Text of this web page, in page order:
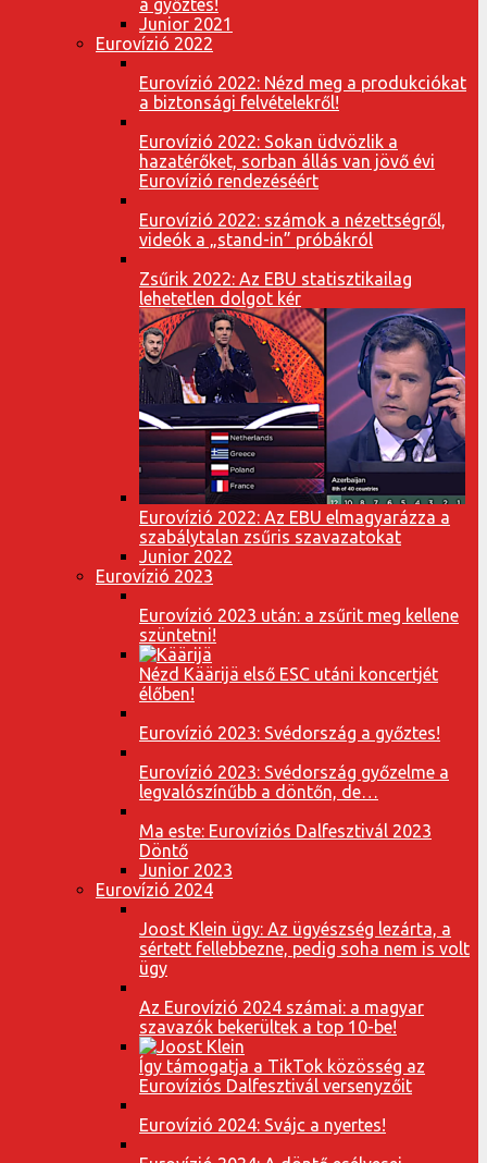
a győztes!
Junior 2021
Eurovízió 2022
Eurovízió 2022: Nézd meg a produkciókat
a biztonsági felvételekről!
Eurovízió 2022: Sokan üdvözlik a
hazatérőket, sorban állás van jövő évi
Eurovízió rendezéséért
Eurovízió 2022: számok a nézettségről,
videók a „stand-in” próbákról
Zsűrik 2022: Az EBU statisztikailag
lehetetlen dolgot kér
Eurovízió 2022: Az EBU elmagyarázza a
szabálytalan zsűris szavazatokat
Junior 2022
Eurovízió 2023
Eurovízió 2023 után: a zsűrit meg kellene
szüntetni!
Nézd Käärijä első ESC utáni koncertjét
élőben!
Eurovízió 2023: Svédország a győztes!
Eurovízió 2023: Svédország győzelme a
legvalószínűbb a döntőn, de…
Ma este: Eurovíziós Dalfesztivál 2023
Döntő
Junior 2023
Eurovízió 2024
Joost Klein ügy: Az ügyészség lezárta, a
sértett fellebbezne, pedig soha nem is volt
ügy
Az Eurovízió 2024 számai: a magyar
szavazók bekerültek a top 10-be!
Így támogatja a TikTok közösség az
Eurovíziós Dalfesztivál versenyzőit
Eurovízió 2024: Svájc a nyertes!